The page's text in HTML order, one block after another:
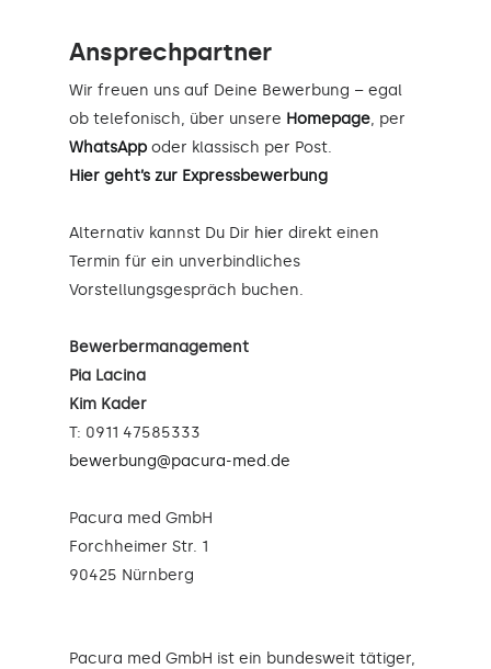
Ansprechpartner
Wir freuen uns auf Deine Bewerbung – egal
ob telefonisch, über unsere Homepage, per
WhatsApp oder klassisch per Post.
Hier geht’s zur Expressbewerbung
Alternativ kannst Du Dir hier direkt einen
Termin für ein unverbindliches
Vorstellungsgespräch buchen.
Bewerbermanagement
Pia Lacina
Kim Kader
T: 0911 47585333
bewerbung@pacura-med.de
Pacura med GmbH
Forchheimer Str. 1
90425 Nürnberg
Pacura med GmbH ist ein bundesweit tätiger,